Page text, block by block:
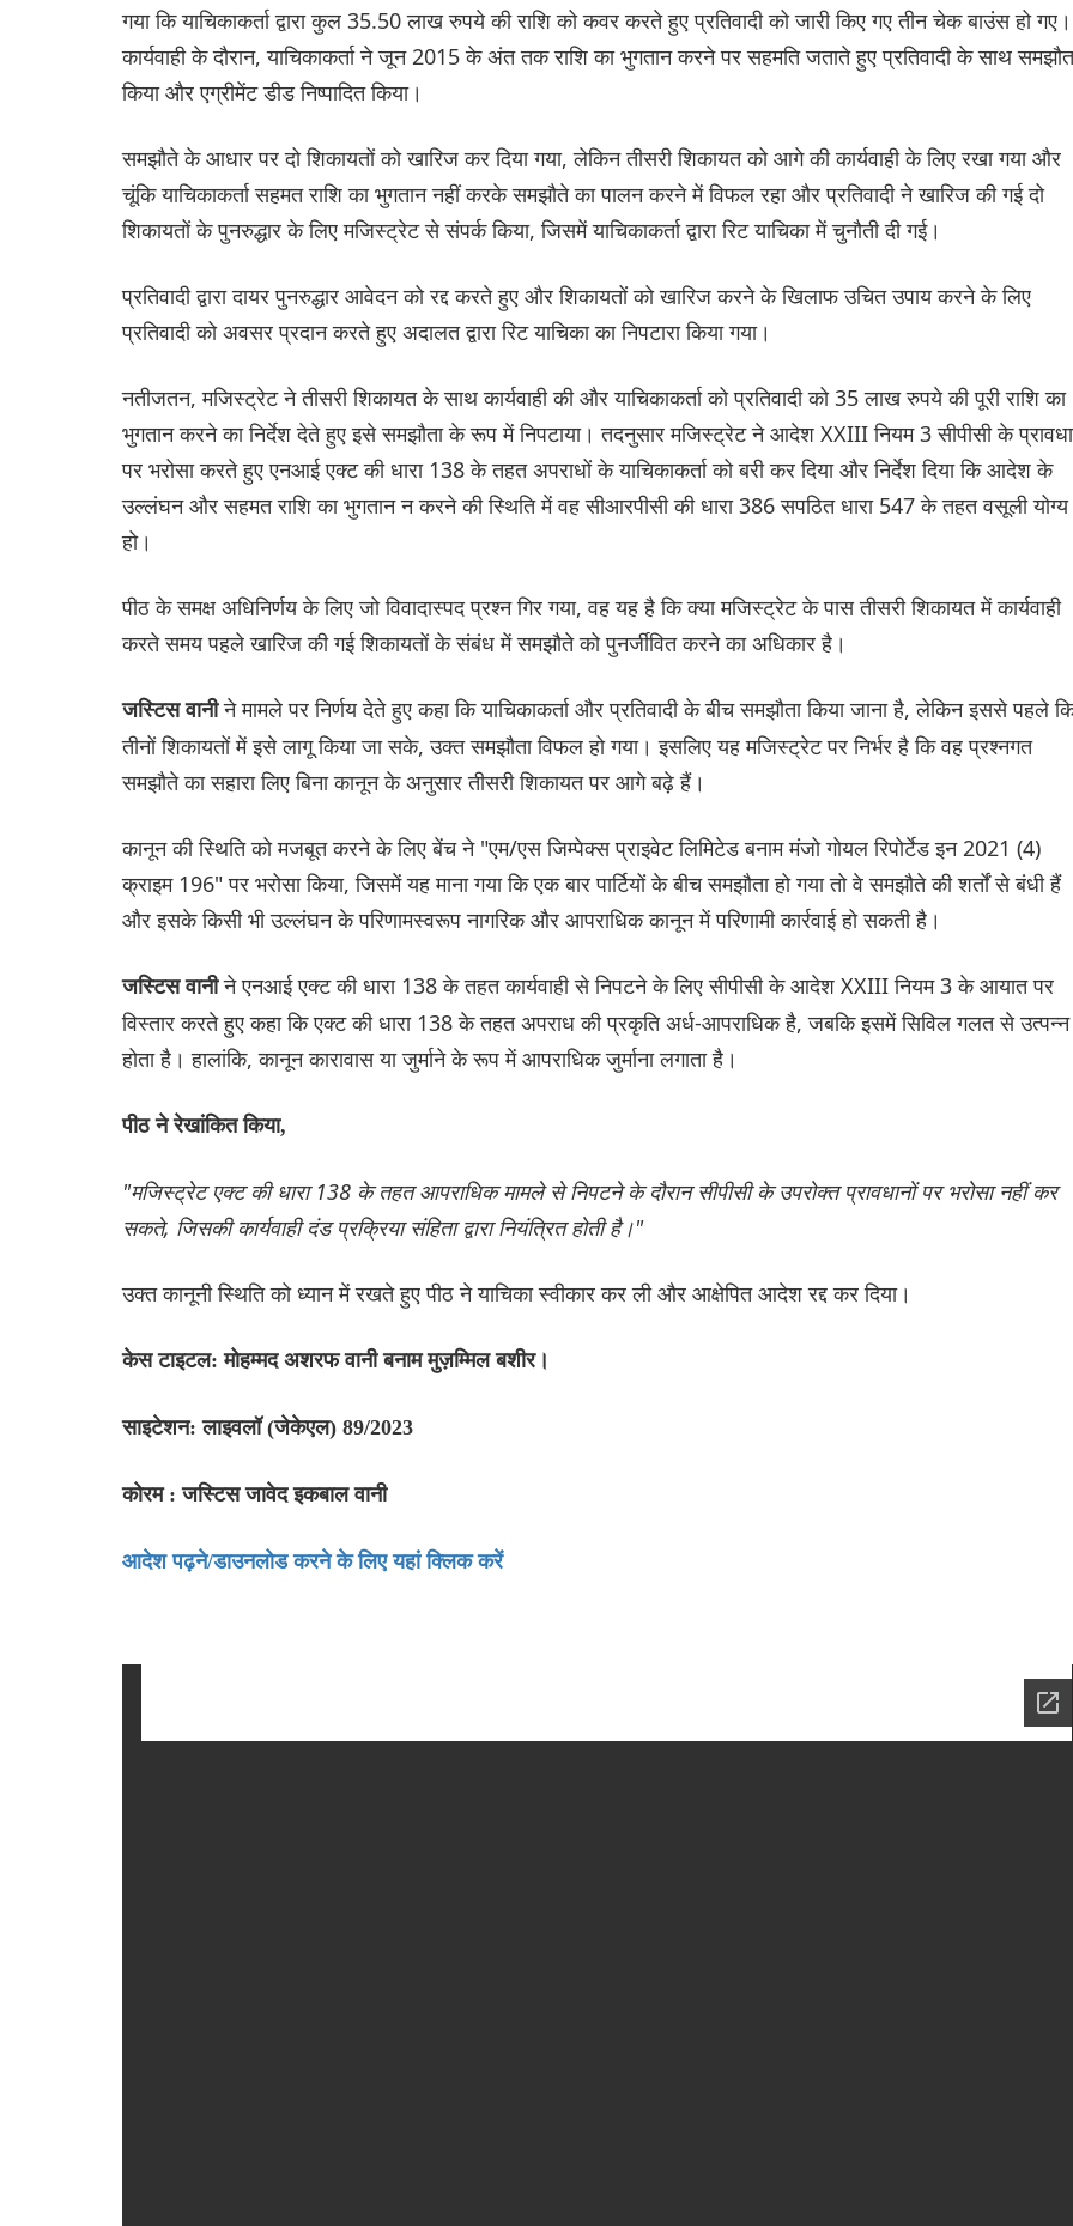
गया कि याचिकाकर्ता द्वारा कुल 35.50 लाख रुपये की राशि को कवर करते हुए प्रतिवादी को जारी किए गए तीन चेक बाउंस हो गए।
कार्यवाही के दौरान, याचिकाकर्ता ने जून 2015 के अंत तक राशि का भुगतान करने पर सहमति जताते हुए प्रतिवादी के साथ
किया और एग्रीमेंट डीड निष्पादित किया।
समझौते के आधार पर दो शिकायतों को खारिज कर दिया गया, लेकिन तीसरी शिकायत को आगे की कार्यवाही के लिए रखा गया और
चूंकि याचिकाकर्ता सहमत राशि का भुगतान नहीं करके समझौते का पालन करने में विफल रहा और प्रतिवादी ने खारिज की गई दो
शिकायतों के पुनरुद्धार के लिए मजिस्ट्रेट से संपर्क किया, जिसमें याचिकाकर्ता द्वारा रिट याचिका में चुनौती दी गई।
प्रतिवादी द्वारा दायर पुनरुद्धार आवेदन को रद्द करते हुए और शिकायतों को खारिज करने के खिलाफ उचित उपाय करने के लिए
प्रतिवादी को अवसर प्रदान करते हुए अदालत द्वारा रिट याचिका का निपटारा किया गया।
नतीजतन, मजिस्ट्रेट ने तीसरी शिकायत के साथ कार्यवाही की और याचिकाकर्ता को प्रतिवादी को 35 लाख रुपये की पूरी राशि का
भुगतान करने का निर्देश देते हुए इसे समझौता के रूप में निपटाया। तदनुसार मजिस्ट्रेट ने आदेश XXIII नियम 3 सीपीसी के
पर भरोसा करते हुए एनआई एक्ट की धारा 138 के तहत अपराधों के याचिकाकर्ता को बरी कर दिया और निर्देश दिया कि आदेश के
उल्लंघन और सहमत राशि का भुगतान न करने की स्थिति में वह सीआरपीसी की धारा 386 सपठित धारा 547 के तहत वसूली योग्य
हो।
पीठ के समक्ष अधिनिर्णय के लिए जो विवादास्पद प्रश्न गिर गया, वह यह है कि क्या मजिस्ट्रेट के पास तीसरी शिकायत में कार्यवाही
करते समय पहले खारिज की गई शिकायतों के संबंध में समझौते को पुनर्जीवित करने का अधिकार है।
जस्टिस वानीने मामले पर निर्णय देते हुए कहा कि याचिकाकर्ता और प्रतिवादी के बीच समझौता किया जाना है, लेकिन इससे पहले
तीनों शिकायतों में इसे लागू किया जा सके, उक्त समझौता विफल हो गया। इसलिए यह मजिस्ट्रेट पर निर्भर है कि वह प्रश्नगत
समझौते का सहारा लिए बिना कानून के अनुसार तीसरी शिकायत पर आगे बढ़े हैं।
कानून की स्थिति को मजबूत करने के लिए बेंच ने "एम/एस जिम्पेक्स प्राइवेट लिमिटेड बनाम मंजो गोयल रिपोर्टेड इन 2021 (4)
क्राइम 196" पर भरोसा किया, जिसमें यह माना गया कि एक बार पार्टियों के बीच समझौता हो गया तो वे समझौते की शर्तों से बंधी हैं
और इसके किसी भी उल्लंघन के परिणामस्वरूप नागरिक और आपराधिक कानून में परिणामी कार्रवाई हो सकती है।
जस्टिस वानीने एनआई एक्ट की धारा 138 के तहत कार्यवाही से निपटने के लिए सीपीसी के आदेश XXIII नियम 3 के आयात पर
विस्तार करते हुए कहा कि एक्ट की धारा 138 के तहत अपराध की प्रकृति अर्ध-आपराधिक है, जबकि इसमें सिविल गलत से उत्पन्न
होता है। हालांकि, कानून कारावास या जुर्माने के रूप में आपराधिक जुर्माना लगाता है।
पीठ ने रेखांकित किया,
"मजिस्ट्रेट एक्ट की धारा 138 के तहत आपराधिक मामले से निपटने के दौरान सीपीसी के उपरोक्त प्रावधानों पर भरोसा नहीं कर
सकते, जिसकी कार्यवाही दंड प्रक्रिया संहिता द्वारा नियंत्रित होती है।"
उक्त कानूनी स्थिति को ध्यान में रखते हुए पीठ ने याचिका स्वीकार कर ली और आक्षेपित आदेश रद्द कर दिया।
केस टाइटल: मोहम्मद अशरफ वानी बनाम मुज़म्मिल बशीर।
साइटेशन: लाइवलॉ (जेकेएल) 89/2023
कोरम : जस्टिस जावेद इकबाल वानी
आदेश पढ़ने/डाउनलोड करने के लिए यहां क्लिक करें